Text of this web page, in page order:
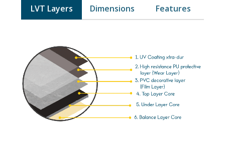
LVT Layers Dimensions Features